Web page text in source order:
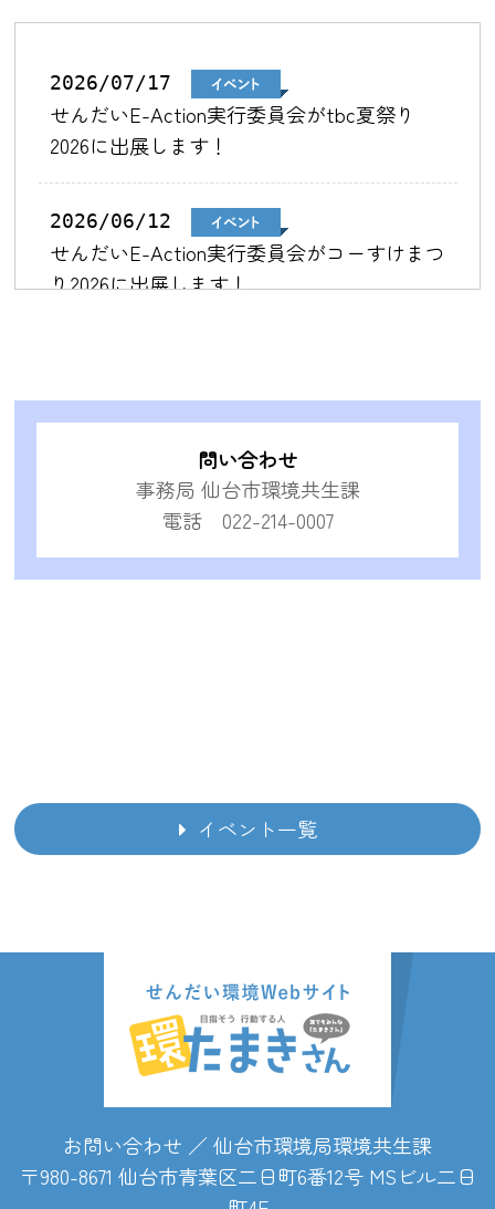
2026/07/17
せんだいE-Action実行委員会がtbc夏祭り
2026に出展します！
2026/06/12
せんだいE-Action実行委員会がコーすけまつ
り2026に出展します！
ムせんだい2026に出展します！
2025/09/30
せんだいE-Action実行委員会がオーガニック
マーケットへ出展します！
9月3日（日） エコフェスタに出展します！
2023/07/20
7月22日（土）、7月23日（日）TBC夏祭り
2023に出展します！
2023/06/22
6月25日（日）SDGｓマルシェに出展しま
問い合わせ
事務局 仙台市環境共生課
電話 022-214-0007
イベント一覧
お問い合わせ ／ 仙台市環境局環境共生課
〒980-8671 仙台市青葉区二日町6番12号 MSビル二日